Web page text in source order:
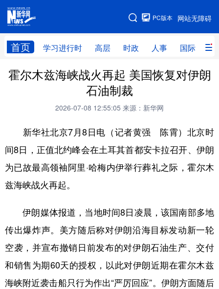
网站无障碍
PC版本
首页 学习进行时 高层 时政 人事 国际 财
网站地图
学习进行时 高层 时政 人事
财经 网评
全球连线
科技 科创 量子 体育
文化 书画 健康 军事
食品 人居 信息化 数字经济
学术中国 乡村振兴 银龄 溯源中国
彩票 娱乐 时尚 悦读
霍尔木兹海峡战火再起 美国恢复对伊朗
石油制裁
2026-07-08 12:55:05 来源：新华网
新华社北京7月8日电（记者黄强 陈霄）北京时
间8日，正值北约峰会在土耳其首都安卡拉召开、伊朗
为已故最高领袖阿里·哈梅内伊举行葬礼之际，霍尔木
兹海峡战火再起。
伊朗媒体报道，当地时间8日凌晨，该国南部多地
传出爆炸声。美方随后称对伊朗沿海目标发动新一轮
空袭，并宣布撤销日前发布的对伊朗石油生产、交付
和销售为期60天的授权，以此对伊朗近期在霍尔木兹
海峡附近袭击船只行为作出“严厉回应”。伊朗方面随后